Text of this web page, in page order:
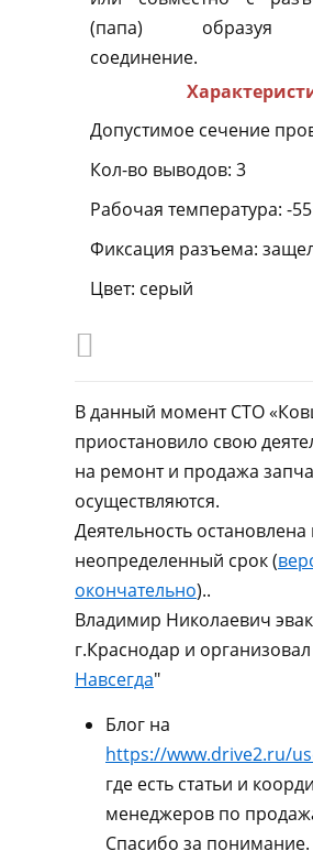
(папа) образуя
соединение.
Допустимое сечение
Кол-во выводов: 3
Рабочая температура: -
Фиксация разъема:
Цвет: серый
В данный момент СТО
приостановило свою
на ремонт и продажа
осуществляются.
Деятельность остановлена
неопределенный срок (
окончательно)..
Владимир Николаевич
г.Краснодар и
Навсегда"
Блог на
https://www.drive2.ru/
где есть статьи и
менеджеров по
Спасибо за понимание.